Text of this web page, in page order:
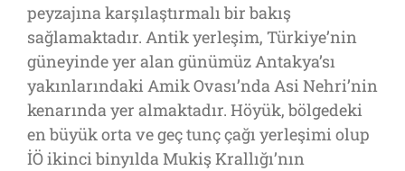
peyzajına karşılaştırmalı bir bakış
sağlamaktadır. Antik yerleşim, Türkiye’nin
güneyinde yer alan günümüz Antakya’sı
yakınlarındaki Amik Ovası’nda Asi Nehri’nin
kenarında yer almaktadır. Höyük, bölgedeki
en büyük orta ve geç tunç çağı yerleşimi olup
İÖ ikinci binyılda Mukiş Krallığı’nın